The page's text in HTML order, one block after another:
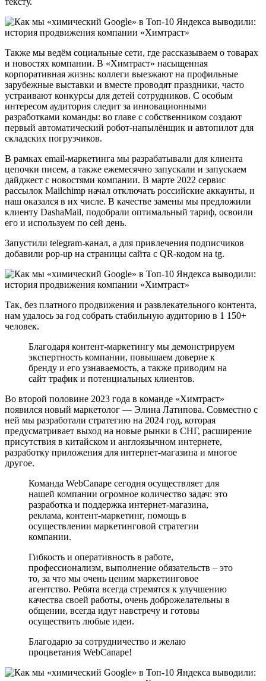
Также мы ведём социальные сети, где рассказываем о товарах
и новостях компании. В «Химтраст» насыщенная
корпоративная жизнь: коллеги выезжают на профильные
зарубежные выставки и вместе проводят праздники, часто
устраивают конкурсы для детей сотрудников. С особым
интересом аудитория следит за инновационными
разработками команды: во главе с собственником создают
первый автоматический робот-напылёнщик и автопилот для
складских погрузчиков.
В рамках email-маркетинга мы разрабатывали для клиента
цепочки писем, а также ежемесячно запускали и запускаем
дайджест с новостями компании. В марте 2022 сервис
рассылок Mailchimp начал отключать российские аккаунты, и
наш оказался в их числе. В качестве замены мы предложили
клиенту DashaMail, подобрали оптимальный тариф, освоили
его и используем по сей день.
Запустили telegram-канал, а для привлечения подписчиков
добавили pop-up на страницы сайта с QR-кодом на tg.
Так, без платного продвижения и развлекательного контента,
нам удалось за год собрать стабильную аудиторию в 1 150+
человек.
Благодаря контент-маркетингу мы демонстрируем
экспертность компании, повышаем доверие к
бренду и его узнаваемость, а также приводим на
сайт трафик и потенциальных клиентов.
Во второй половине 2023 года в команде «Химтраст»
появился новый маркетолог — Элина Латипова. Совместно с
ней мы разработали стратегию на 2024 год, которая
предусматривает выход на новые рынки в СНГ, расширение
присутствия в китайском и англоязычном интернете,
разработку приложения для интернет-магазина и многое
другое.
Команда WebCanape сегодня осуществляет для
нашей компании огромное количество задач: это
разработка и поддержка интернет-магазина,
реклама, контент-маркетинг, помощь в
осуществлении маркетинговой стратегии
компании.
Гибкость и оперативность в работе,
профессионализм, выполнение обязательств – это
то, за что мы очень ценим маркетинговое
агентство. Ребята всегда стремятся к улучшению
качества своей работы, очень доброжелательны в
общении, всегда идут навстречу и готовы
осуществить любые идеи.
Благодарю за сотрудничество и желаю
процветания WebCanape!